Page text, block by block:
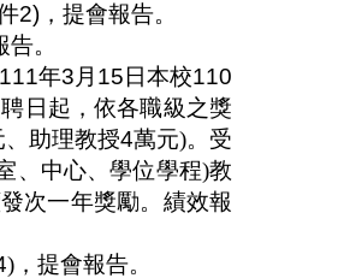
2)，提會報告。
。
111年3 月 15 日本校110
日起，依各職級之獎
、助理教授4萬元)。受
、中心、學位學程)教
次一年獎勵。績效報
)，提會報告。